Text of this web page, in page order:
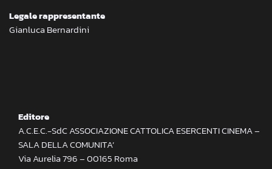
Legale rappresentante
Gianluca Bernardini
Editore
A.C.E.C.-SdC ASSOCIAZIONE CATTOLICA ESERCENTI CINEMA –
SALA DELLA COMUNITA’
Via Aurelia 796 – 00165 Roma